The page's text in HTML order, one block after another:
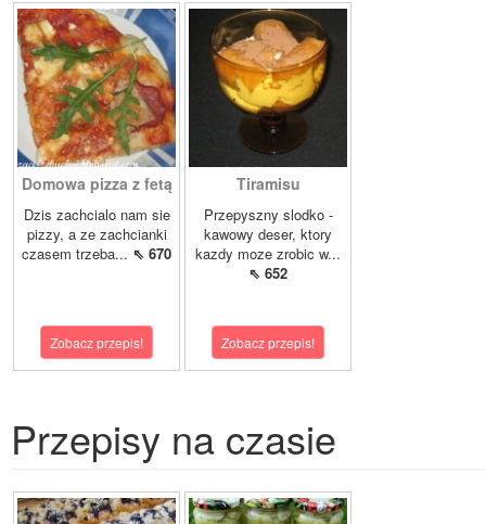
Domowa pizza z fetą
Dzis zachcialo nam sie
pizzy, a ze zachcianki
czasem trzeba... ⇖ 670
Zobacz przepis!
Tiramisu
Przepyszny slodko -
kawowy deser, ktory
kazdy moze zrobic w...
⇖ 652
Zobacz przepis!
Przepisy na czasie